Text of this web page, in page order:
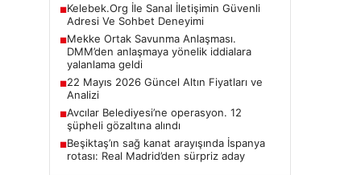
■Kelebek.Org İle Sanal İletişimin Güvenli
Adresi Ve Sohbet Deneyimi
■Mekke Ortak Savunma Anlaşması.
DMM’den anlaşmaya yönelik iddialara
yalanlama geldi
■22 Mayıs 2026 Güncel Altın Fiyatları ve
Analizi
■Avcılar Belediyesi’ne operasyon. 12
şüpheli gözaltına alındı
■Beşiktaş’ın sağ kanat arayışında İspanya
rotası: Real Madrid’den sürpriz aday